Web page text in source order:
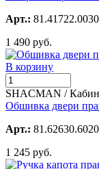
Арт.: 81.41722.0030
1 490 руб.
В корзину
SHACMAN /
Обшивка двери
Арт.: 81.62630.6020
1 245 руб.